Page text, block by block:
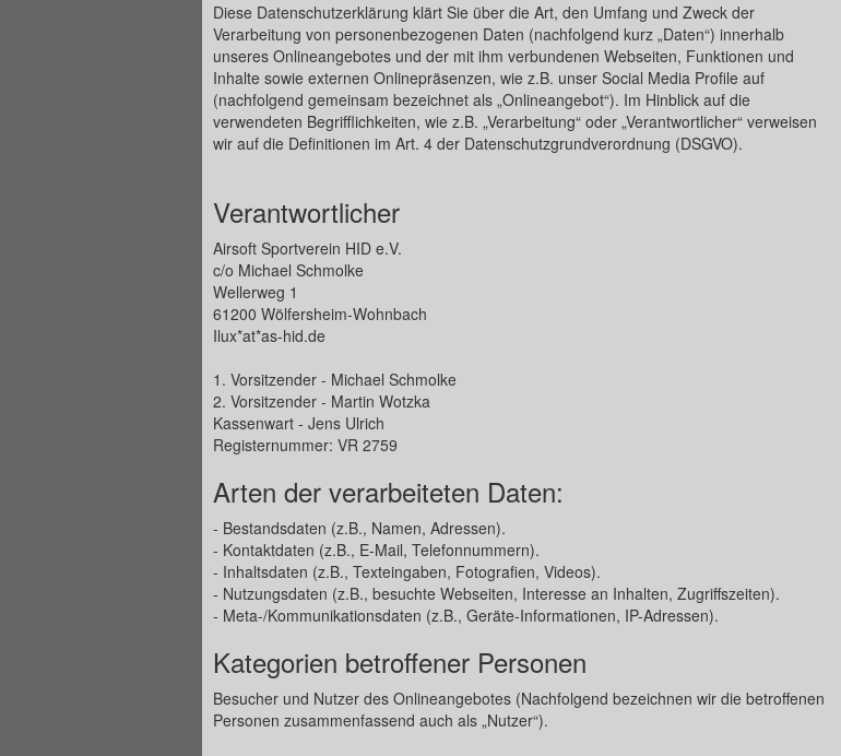
Diese Datenschutzerklärung klärt Sie über die Art, den Umfang und Zweck der
Verarbeitung von personenbezogenen Daten (nachfolgend kurz „Daten“) innerhalb
unseres Onlineangebotes und der mit ihm verbundenen Webseiten, Funktionen und
Inhalte sowie externen Onlinepräsenzen, wie z.B. unser Social Media Profile auf
(nachfolgend gemeinsam bezeichnet als „Onlineangebot“). Im Hinblick auf die
verwendeten Begrifflichkeiten, wie z.B. „Verarbeitung“ oder „Verantwortlicher“ verweisen
wir auf die Definitionen im Art. 4 der Datenschutzgrundverordnung (DSGVO).
Verantwortlicher
Airsoft Sportverein HID e.V.
c/o Michael Schmolke
Wellerweg 1
61200 Wölfersheim-Wohnbach
Ilux*at*as-hid.de
1. Vorsitzender - Michael Schmolke
2. Vorsitzender - Martin Wotzka
Kassenwart - Jens Ulrich
Registernummer: VR 2759
Arten der verarbeiteten Daten:
- Bestandsdaten (z.B., Namen, Adressen).
- Kontaktdaten (z.B., E-Mail, Telefonnummern).
- Inhaltsdaten (z.B., Texteingaben, Fotografien, Videos).
- Nutzungsdaten (z.B., besuchte Webseiten, Interesse an Inhalten, Zugriffszeiten).
- Meta-/Kommunikationsdaten (z.B., Geräte-Informationen, IP-Adressen).
Kategorien betroffener Personen
Besucher und Nutzer des Onlineangebotes (Nachfolgend bezeichnen wir die betroffenen
Personen zusammenfassend auch als „Nutzer“).